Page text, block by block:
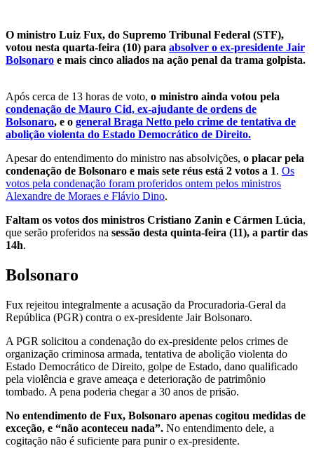
O ministro Luiz Fux, do Supremo Tribunal Federal (STF),
votou nesta quarta-feira (10) para absolver o ex-presidente Jair
Bolsonaro e mais cinco aliados na ação penal da trama golpista.
Após cerca de 13 horas de voto, o ministro ainda votou pela
condenação de Mauro Cid, ex-ajudante de ordens de
Bolsonaro, e o general Braga Netto pelo crime de tentativa de
abolição violenta do Estado Democrático de Direito.
Apesar do entendimento do ministro nas absolvições, o placar pela
condenação de Bolsonaro e mais sete réus está 2 votos a 1. Os
votos pela condenação foram proferidos ontem pelos ministros
Alexandre de Moraes e Flávio Dino.
Faltam os votos dos ministros Cristiano Zanin e Cármen Lúcia,
que serão proferidos na sessão desta quinta-feira (11), a partir das
14h.
Bolsonaro
Fux rejeitou integralmente a acusação da Procuradoria-Geral da
República (PGR) contra o ex-presidente Jair Bolsonaro.
A PGR solicitou a condenação do ex-presidente pelos crimes de
organização criminosa armada, tentativa de abolição violenta do
Estado Democrático de Direito, golpe de Estado, dano qualificado
pela violência e grave ameaça e deterioração de patrimônio
tombado. A pena poderia chegar a 30 anos de prisão.
No entendimento de Fux, Bolsonaro apenas cogitou medidas de
exceção, e “não aconteceu nada”. No entendimento dele, a
cogitação não é suficiente para punir o ex-presidente.